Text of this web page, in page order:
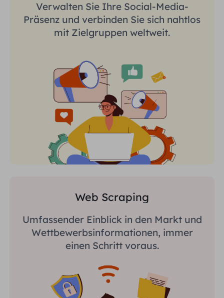
Verwalten Sie Ihre Social-Media-
Präsenz und verbinden Sie sich nahtlos
mit Zielgruppen weltweit.
Web Scraping
Umfassender Einblick in den Markt und
Wettbewerbsinformationen, immer
einen Schritt voraus.